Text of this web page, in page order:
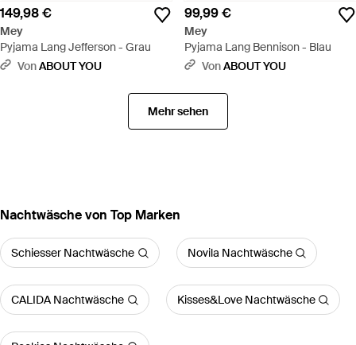
149,98 €
Mey
Pyjama Lang Jefferson - Grau
VonABOUT YOU
99,99 €
Mey
Pyjama Lang Bennison - Blau
VonABOUT YOU
Mehr sehen
Nachtwäsche von Top Marken
Schiesser Nachtwäsche Novila Nachtwäsche
CALIDA Nachtwäsche Kisses&Love Nachtwäsche